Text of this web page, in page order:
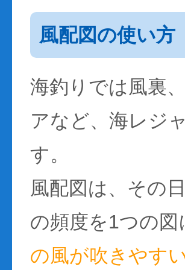
風配図の使い方
海釣りでは風裏
アなど、海レジ
す。
風配図は、その
の頻度を1つの
の風が吹きやす